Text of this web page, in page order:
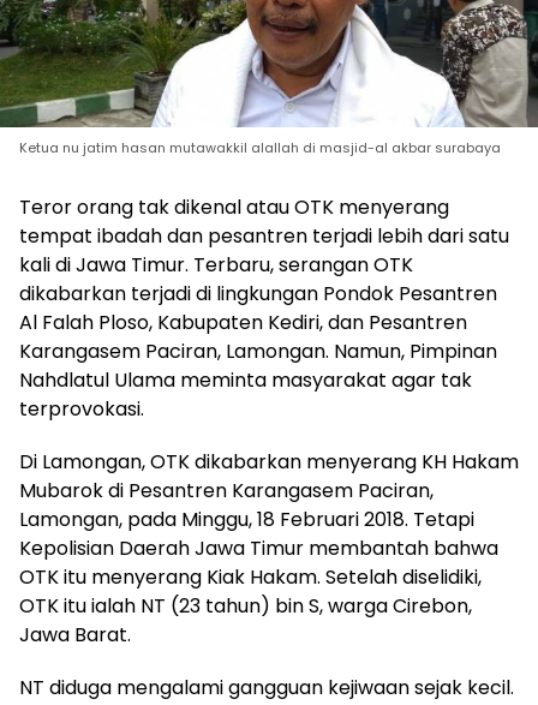
Ketua nu jatim hasan mutawakkil alallah di masjid-al akbar surabaya
Teror orang tak dikenal atau OTK menyerang
tempat ibadah dan pesantren terjadi lebih dari satu
kali di Jawa Timur. Terbaru, serangan OTK
dikabarkan terjadi di lingkungan Pondok Pesantren
Al Falah Ploso, Kabupaten Kediri, dan Pesantren
Karangasem Paciran, Lamongan. Namun, Pimpinan
Nahdlatul Ulama meminta masyarakat agar tak
terprovokasi.
Di Lamongan, OTK dikabarkan menyerang KH Hakam
Mubarok di Pesantren Karangasem Paciran,
Lamongan, pada Minggu, 18 Februari 2018. Tetapi
Kepolisian Daerah Jawa Timur membantah bahwa
OTK itu menyerang Kiak Hakam. Setelah diselidiki,
OTK itu ialah NT (23 tahun) bin S, warga Cirebon,
Jawa Barat.
NT diduga mengalami gangguan kejiwaan sejak kecil.